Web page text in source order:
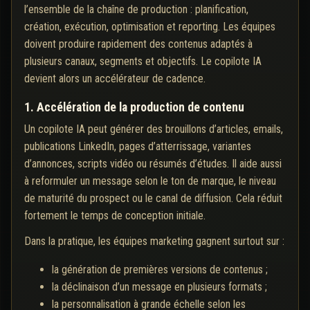
l’ensemble de la chaîne de production : planification,
création, exécution, optimisation et reporting. Les équipes
doivent produire rapidement des contenus adaptés à
plusieurs canaux, segments et objectifs. Le copilote IA
devient alors un accélérateur de cadence.
1. Accélération de la production de contenu
Un copilote IA peut générer des brouillons d’articles, emails,
publications LinkedIn, pages d’atterrissage, variantes
d’annonces, scripts vidéo ou résumés d’études. Il aide aussi
à reformuler un message selon le ton de marque, le niveau
de maturité du prospect ou le canal de diffusion. Cela réduit
fortement le temps de conception initiale.
Dans la pratique, les équipes marketing gagnent surtout sur :
la génération de premières versions de contenus ;
la déclinaison d’un message en plusieurs formats ;
la personnalisation à grande échelle selon les